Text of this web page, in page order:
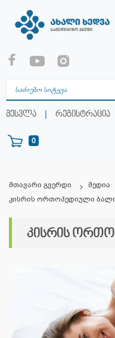
შესვლა | რეგისტრაცია
0
მთავარი გვერდი
მედია
კისრის ორთოპედიული
კისრის